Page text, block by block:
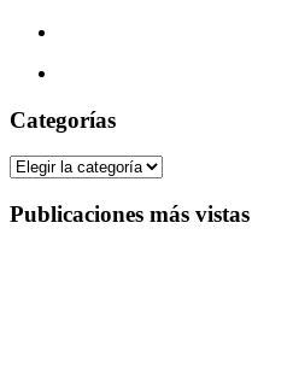
Categorías
Categorías
Publicaciones más vistas